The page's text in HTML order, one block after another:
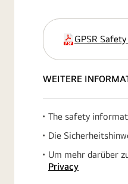
Erweiterung
GPSR
WEITERE
The safety
Die
Um mehr darüber
Privacy